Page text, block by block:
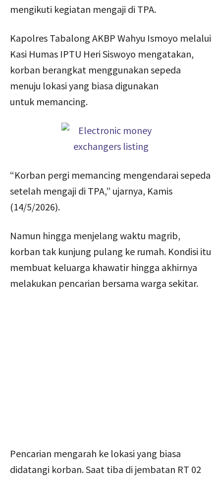
mengikuti kegiatan mengaji di TPA.
Kapolres Tabalong AKBP Wahyu Ismoyo melalui
Kasi Humas IPTU Heri Siswoyo mengatakan,
korban berangkat menggunakan sepeda
menuju lokasi yang biasa digunakan
untuk memancing.
“Korban pergi memancing mengendarai sepeda
setelah mengaji di TPA,” ujarnya, Kamis
(14/5/2026).
Namun hingga menjelang waktu magrib,
korban tak kunjung pulang ke rumah. Kondisi itu
membuat keluarga khawatir hingga akhirnya
melakukan pencarian bersama warga sekitar.
Pencarian mengarah ke lokasi yang biasa
didatangi korban. Saat tiba di jembatan RT 02